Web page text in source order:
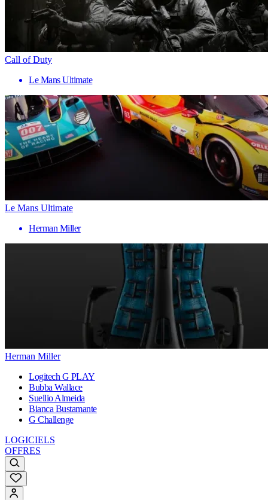
Call of Duty
Le Mans Ultimate
Le Mans Ultimate
Herman Miller
Herman Miller
Logitech G PLAY
Bubba Wallace
Suellio Almeida
Bianca Bustamante
G Challenge
LOGICIELS
OFFRES